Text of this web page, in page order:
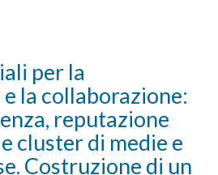
per la
la collaborazione:
reputazione
cluster di medie e
Costruzione di un